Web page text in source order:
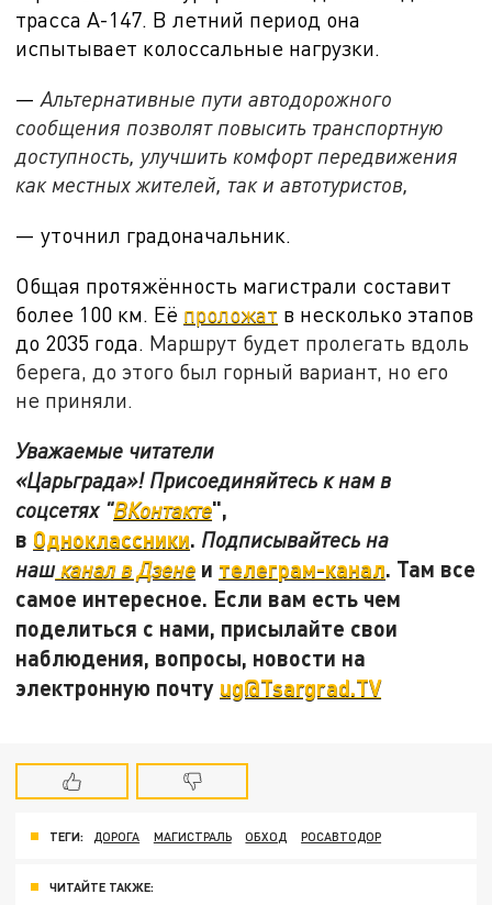
трасса А-147. В летний период она
испытывает колоссальные нагрузки.
—Альтернативные пути автодорожного
сообщения позволят повысить транспортную
доступность, улучшить комфорт передвижения
как местных жителей, так и автотуристов,
— уточнил градоначальник.
Общая протяжённость магистрали составит
более 100 км. Её проложат в несколько этапов
до 2035 года. Маршрут будет пролегать вдоль
берега, до этого был горный вариант, но его
не приняли.
Уважаемые читатели
«Царьграда»! Присоединяйтесь к нам в
соцсетях "ВКонтакте",
в Одноклассники. Подписывайтесь на
наш канал в Дзене и телеграм-канал. Там все
самое интересное. Если вам есть чем
поделиться с нами, присылайте свои
наблюдения, вопросы, новости на
электронную почту ug@Tsargrad.TV
ТЕГИ: ДОРОГА МАГИСТРАЛЬ ОБХОД РОСАВТОДОР
ЧИТАЙТЕ ТАКЖЕ: